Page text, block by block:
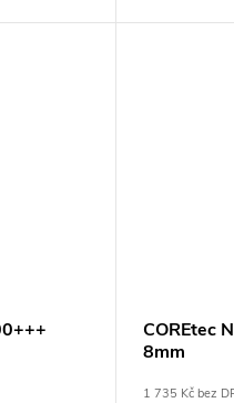
COREtec
8mm
1 735 Kč bez